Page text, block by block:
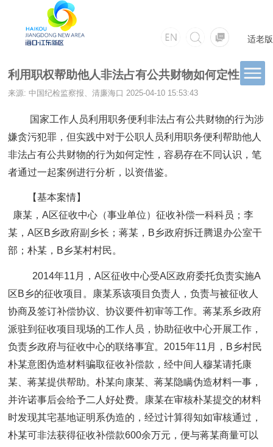
适老版
利用职权帮助他人非法占有公共财物如何定性
来源: 中国纪检监察报、清廉海口 2025-04-10 15:53:43
国家工作人员利用职务便利非法占有公共财物的行为涉
嫌贪污犯罪，但实践中对于公职人员利用职务便利帮助他人
非法占有公共财物的行为如何定性，容易存在不同认识，笔
者通过一起案例进行分析，以资借鉴。
【基本案情】
康某，A区征收中心（事业单位）征收补偿一科科员；李
某，A区B乡政府副乡长；蒋某，B乡政府拆迁腾退办公室干
部；朴某，B乡某村村民。
2014年11月，A区征收中心受A区政府委托负责实施A
区B乡的征收项目。康某系该项目负责人，负责与被征收人
协商及签订补偿协议、协议要件初审等工作。蒋某系乡政府
派驻到征收项目现场的工作人员，协助征收中心开展工作，
负责乡政府与征收中心的联络事宜。2015年11月，B乡村民
朴某意图伪造材料骗取征收补偿款，经中间人穆某请托康
某、蒋某提供帮助。朴某向康某、蒋某隐瞒伪造材料一事，
并许诺事后会给予二人好处费。康某在审核朴某提交的材料
时发现其宅基地证明系伪造的，经过计算得知如审核通过，
朴某可非法获得征收补偿款600余万元，便与蒋某商量可以